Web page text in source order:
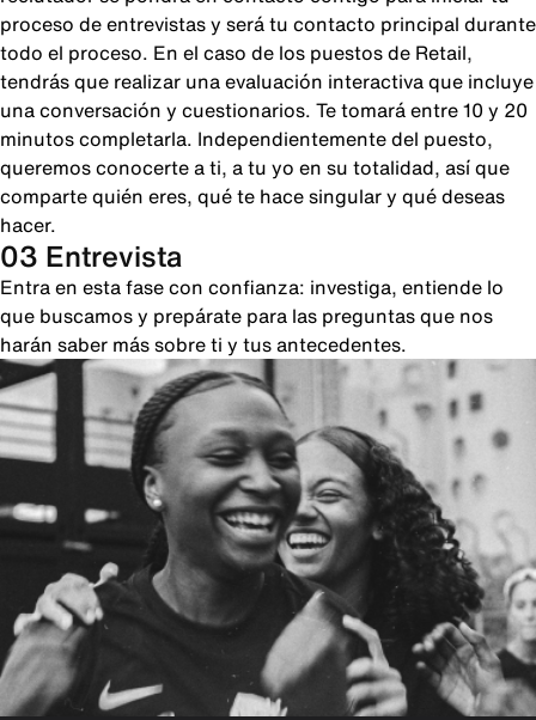
proceso de entrevistas y será tu contacto principal durante
todo el proceso. En el caso de los puestos de Retail,
tendrás que realizar una evaluación interactiva que incluye
una conversación y cuestionarios. Te tomará entre 10 y 20
minutos completarla. Independientemente del puesto,
queremos conocerte a ti, a tu yo en su totalidad, así que
comparte quién eres, qué te hace singular y qué deseas
hacer.
03 Entrevista
Entra en esta fase con confianza: investiga, entiende lo
que buscamos y prepárate para las preguntas que nos
harán saber más sobre ti y tus antecedentes.